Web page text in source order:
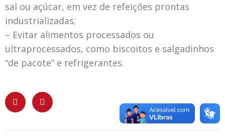
sal ou açúcar, em vez de refeições prontas
industrializadas;
– Evitar alimentos processados ou
ultraprocessados, como biscoitos e salgadinhos
“de pacote” e refrigerantes.